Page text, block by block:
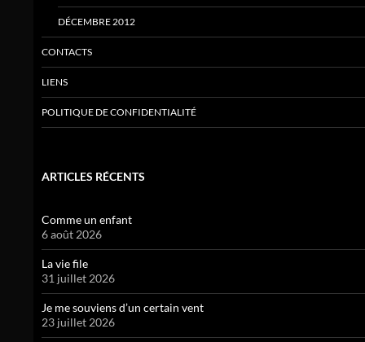
DÉCEMBRE 2012
CONTACTS
LIENS
POLITIQUE DE CONFIDENTIALITÉ
ARTICLES RÉCENTS
Comme un enfant
6 août 2026
La vie file
31 juillet 2026
Je me souviens d’un certain vent
23 juillet 2026